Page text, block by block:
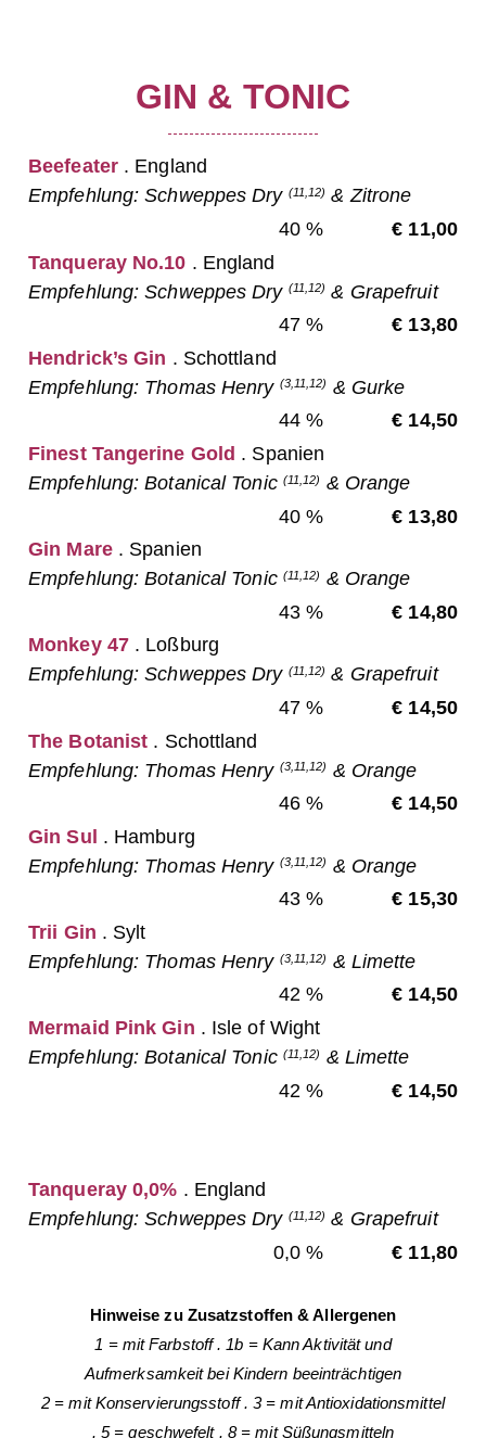
GIN & TONIC
Beefeater. England
Empfehlung: Schweppes Dry (11,12) & Zitrone
40 %
€ 11,00
Tanqueray No.10 . England
Empfehlung: Schweppes Dry (11,12) & Grapefruit
47 %
€ 13,80
Hendrick’s Gin . Schottland
Empfehlung: Thomas Henry (3,11,12) & Gurke
44 %
€ 14,50
Finest Tangerine Gold . Spanien
Empfehlung: Botanical Tonic (11,12) & Orange
40 %
€ 13,80
Gin Mare. Spanien
Empfehlung: Botanical Tonic (11,12) & Orange
43 %
€ 14,80
Monkey 47. Loßburg
Empfehlung: Schweppes Dry (11,12) & Grapefruit
47 %
€ 14,50
The Botanist . Schottland
Empfehlung: Thomas Henry (3,11,12) & Orange
46 %
€ 14,50
Gin Sul . Hamburg
Empfehlung: Thomas Henry (3,11,12) & Orange
43 %
€ 15,30
Trii Gin . Sylt
Empfehlung: Thomas Henry (3,11,12) & Limette
42 %
€ 14,50
Mermaid Pink Gin . Isle of Wight
Empfehlung: Botanical Tonic (11,12) & Limette
42 %
€ 14,50
Tanqueray 0,0% . England
Empfehlung: Schweppes Dry (11,12) & Grapefruit
0,0 %
€ 11,80
Hinweise zu Zusatzstoffen & Allergenen
1 = mit Farbstoff. 1b = Kann Aktivitätund
Aufmerksamkeit bei Kindern beeinträchtigen
2 = mit Konservierungsstoff.3 = mit Antioxidationsmittel
.5 = geschwefelt. 8 = mit Süßungsmitteln